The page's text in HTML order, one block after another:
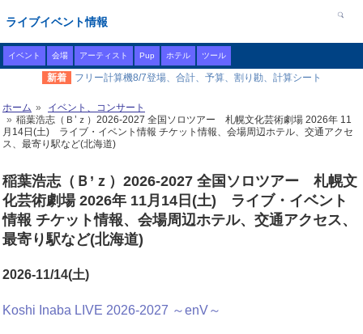
ライブイベント情報
イベント 会場 アーティスト Pup ホテル ツール
新着 フリー計算機8/7登場、合計、予算、割り勘、計算シート
ホーム
イベント、コンサート
稲葉浩志（Ｂ’ｚ）2026-2027 全国ソロツアー 札幌文化芸術劇場 2026年 11
月14日(土) ライブ・イベント情報 チケット情報、会場周辺ホテル、交通アクセ
ス、最寄り駅など(北海道)
稲葉浩志（Ｂ’ｚ）2026-2027 全国ソロツアー 札幌文
化芸術劇場 2026年 11月14日(土) ライブ・イベント
情報 チケット情報、会場周辺ホテル、交通アクセス、
最寄り駅など(北海道)
2026-11/14(土)
Koshi Inaba LIVE 2026-2027 ～enV～